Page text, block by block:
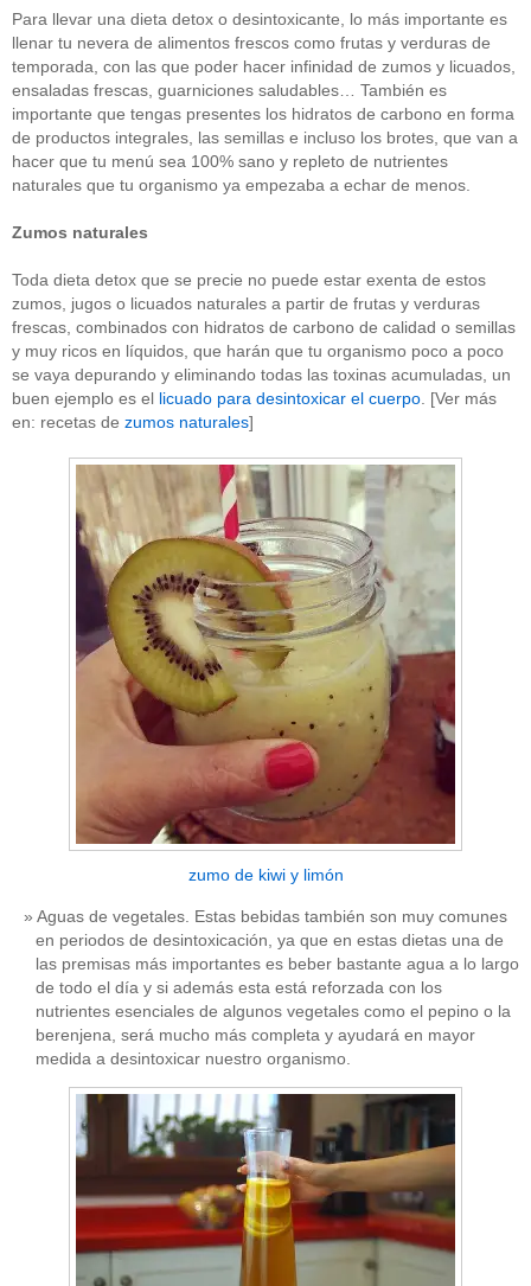
Para llevar una dieta detox o desintoxicante, lo más importante es
llenar tu nevera de alimentos frescos como frutas y verduras de
temporada, con las que poder hacer infinidad de zumos y licuados,
ensaladas frescas, guarniciones saludables… También es
importante que tengas presentes los hidratos de carbono en forma
de productos integrales, las semillas e incluso los brotes, que van a
hacer que tu menú sea 100% sano y repleto de nutrientes
naturales que tu organismo ya empezaba a echar de menos.
Zumos naturales
Toda dieta detox que se precie no puede estar exenta de estos
zumos, jugos o licuados naturales a partir de frutas y verduras
frescas, combinados con hidratos de carbono de calidad o semillas
y muy ricos en líquidos, que harán que tu organismo poco a poco
se vaya depurando y eliminando todas las toxinas acumuladas, un
buen ejemplo es el licuado para desintoxicar el cuerpo. [Ver más
en: recetas de zumos naturales]
zumo de kiwi y limón
Aguas de vegetales. Estas bebidas también son muy comunes
en periodos de desintoxicación, ya que en estas dietas una de
las premisas más importantes es beber bastante agua a lo largo
de todo el día y si además esta está reforzada con los
nutrientes esenciales de algunos vegetales como el pepino o la
berenjena, será mucho más completa y ayudará en mayor
medida a desintoxicar nuestro organismo.